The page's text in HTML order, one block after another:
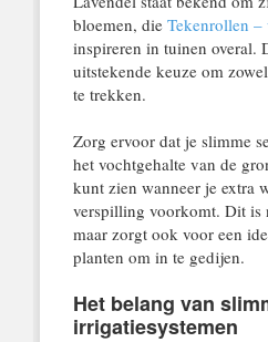
bloemen, die Tekenrollen
inspireren in tuinen overal.
uitstekende keuze om
te trekken.
Zorg ervoor dat je slimme
het vochtgehalte van de
kunt zien wanneer je extra
verspilling voorkomt. Dit is
maar zorgt ook voor een
planten om in te gedijen.
Het belang van
irrigatiesystemen